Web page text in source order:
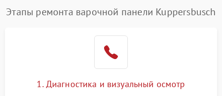
Этапы ремонта варочной панели Kuppersbusch
1. Диагностика и визуальный осмотр